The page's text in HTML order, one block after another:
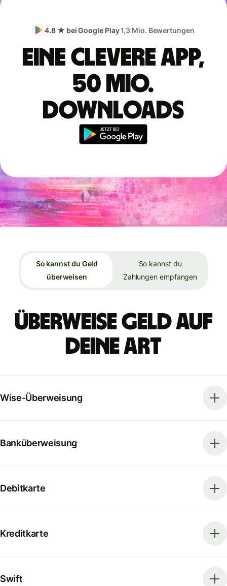
4.8 ★ bei Google Play1,3 Mio. Bewertungen
Eine clevere App,
50 Mio.
Downloads
So kannst du Geld
überweisen
So kannst du
Zahlungen empfangen
Überweise Geld auf
deine Art
Wise-Überweisung
Banküberweisung
Debitkarte
Kreditkarte
Swift